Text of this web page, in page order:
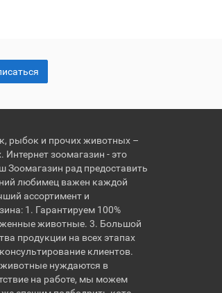
рыбок и прочих животных –
зоомагазин - это
Зоомагазин рад предоставить
любимец важен каждой
ассортимент и
1. Гарантируем 100%
животные. 3. Большой
продукции на всех этапах
клиентов.
нуждаются в
на работе, мы можем